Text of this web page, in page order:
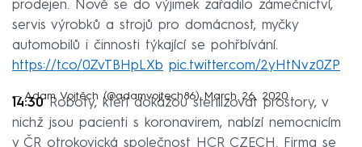
prodejen. Nově se do výjimek zařadilo zámečnictví,
servis výrobků a strojů pro domácnost, myčky
automobilů i činnosti týkající se pohřbívání.
https://t.co/0ZvTBHpLXb pic.twitter.com/2yHtNvz0ZP
— Adam Vojtěch (@adamvojtech86) March 26, 2020
14:30Roboty, kteří dokážou sterilizovat prostory, v
nichž jsou pacienti s koronavirem, nabízí nemocnicím
v ČR otrokovická společnost HCR CZECH. Firma se